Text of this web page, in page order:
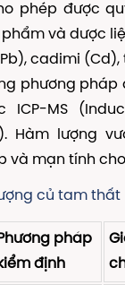
phép được
và dược
cadimi (Cd),
phương pháp
MS
Hàm lượng
và mạn tính
củ tam thất
Phương pháp
kiểm định